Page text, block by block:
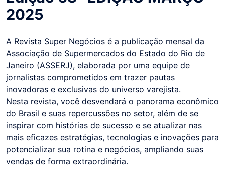
2025
A Revista Super Negócios é a publicação mensal da
Associação de Supermercados do Estado do Rio de
Janeiro (ASSERJ), elaborada por uma equipe de
jornalistas comprometidos em trazer pautas
inovadoras e exclusivas do universo varejista.
Nesta revista, você desvendará o panorama econômico
do Brasil e suas repercussões no setor, além de se
inspirar com histórias de sucesso e se atualizar nas
mais eficazes estratégias, tecnologias e inovações para
potencializar sua rotina e negócios, ampliando suas
vendas de forma extraordinária.